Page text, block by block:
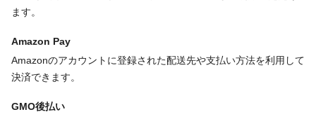
ます。
Amazon Pay
Amazonのアカウントに登録された配送先や支払い方法を利用して
決済できます。
GMO後払い